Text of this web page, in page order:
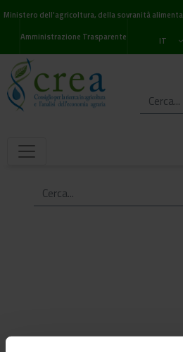
Ministero dell'agricoltura, della sovranità
Amministrazione Trasparente
IT